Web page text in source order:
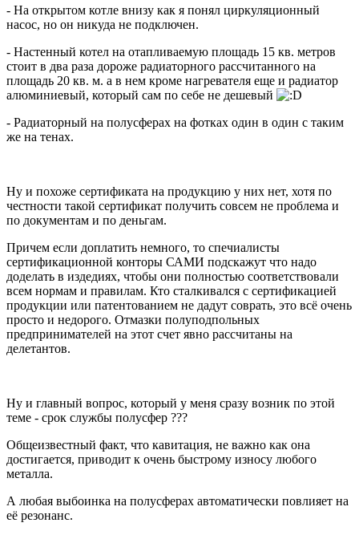
- На открытом котле внизу как я понял циркуляционный
насос, но он никуда не подключен.
- Настенный котел на отапливаемую площадь 15 кв. метров
стоит в два раза дороже радиаторного рассчитанного на
площадь 20 кв. м. а в нем кроме нагревателя еще и радиатор
алюминиевый, который сам по себе не дешевый
- Радиаторный на полусферах на фотках один в один с таким
же на тенах.
Ну и похоже сертификата на продукцию у них нет, хотя по
честности такой сертификат получить совсем не проблема и
по документам и по деньгам.
Причем если доплатить немного, то спечиалисты
сертификационной конторы САМИ подскажут что надо
доделать в издедиях, чтобы они полностью соответствовали
всем нормам и правилам. Кто сталкивался с сертификацией
продукции или патентованием не дадут соврать, это всё очень
просто и недорого. Отмазки полуподпольных
предпринимателей на этот счет явно рассчитаны на
делетантов.
Ну и главный вопрос, который у меня сразу возник по этой
теме - срок службы полусфер ???
Общеизвестный факт, что кавитация, не важно как она
достигается, приводит к очень быстрому износу любого
металла.
А любая выбоинка на полусферах автоматически повлияет на
её резонанс.